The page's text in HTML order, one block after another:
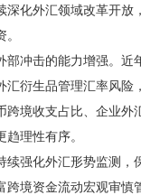
化外汇领域改革开
冲击的能力增强。近
衍生品管理汇率风
跨境收支占比、企业
理性有序。
强化外汇形势监测，
境资金流动宏观审慎